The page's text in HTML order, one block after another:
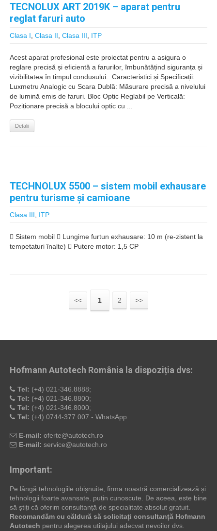
TECNOLUX ART 2019K – aparat pentru
reglat faruri auto
Clasa I Clasa II Clasa III ITP
Acest aparat profesional este proiectat pentru a asigura o
reglare precisă și eficientă a farurilor, îmbunătățind siguranța și
vizibilitatea în timpul condusului. ️ Caracteristici și Specificații:
Luxmetru Analogic cu Scara Dublă: Măsurare precisă a nivelului
de lumină emis de faruri. Bloc Optic Reglabil pe Verticală:
Poziționare precisă a blocului optic cu ...
Detalii
TECHNOLUX 5500 – sistem mobil exhausare
pentru turisme şi camioane
Clasa III ITP
 Sistem mobil  Lungime furtun exhausare: 10 m (re-zistent la
tempetaturi înalte)  Putere motor: 1,5 CP
<< 1 2 >>
Hofmann Autotech România la dispoziția dvs:
Tel: (+4) 021-346.8888;
Tel: (+4) 021-346.8800;
Tel: (+4) 021-346.8000;
Tel: (+4) 0744-377.007 - WhatsApp
E-mail: oferte@autotech.ro
E-mail: service@autotech.ro
Important:
Pe lângă tehnologiile obișnuite, firma noastră comercializează și
tehnologii foarte avansate, puțin cunoscute. De aceea, este bine
să știți că oferim consultanță de specialitate absolut gratuit.
Recomandăm cu căldură să solicitați consultanță Hofmann
Autotech pentru alegerea utilajului adecvat nevoilor dvs.